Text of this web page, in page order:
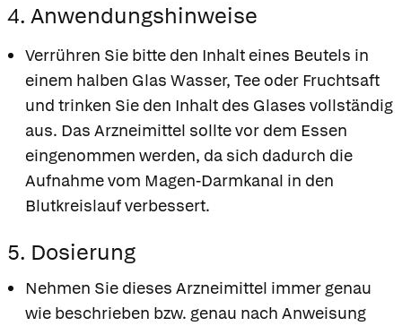
4. Anwendungshinweise
Verrühren Sie bitte den Inhalt eines Beutels in
einem halben Glas Wasser, Tee oder Fruchtsaft
und trinken Sie den Inhalt des Glases vollständig
aus. Das Arzneimittel sollte vor dem Essen
eingenommen werden, da sich dadurch die
Aufnahme vom Magen-Darmkanal in den
Blutkreislauf verbessert.
5. Dosierung
Nehmen Sie dieses Arzneimittel immer genau
wie beschrieben bzw. genau nach Anweisung